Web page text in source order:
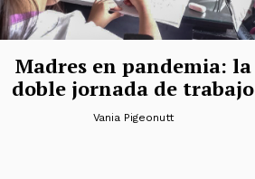
Madres en pandemia: la
doble jornada de trabajo
Vania Pigeonutt